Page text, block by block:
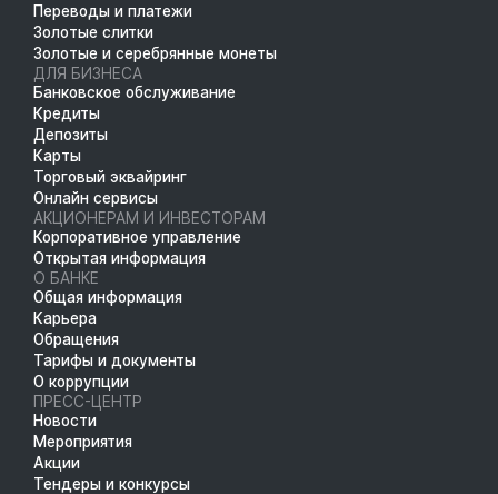
Переводы и платежи
Золотые слитки
Золотые и серебрянные монеты
ДЛЯ БИЗНЕСА
Банковское обслуживание
Кредиты
Депозиты
Карты
Торговый эквайринг
Онлайн сервисы
АКЦИОНЕРАМ И ИНВЕСТОРАМ
Корпоративное управление
Открытая информация
О БАНКЕ
Общая информация
Карьера
Обращения
Тарифы и документы
О коррупции
ПРЕСС-ЦЕНТР
Новости
Мероприятия
Акции
Тендеры и конкурсы